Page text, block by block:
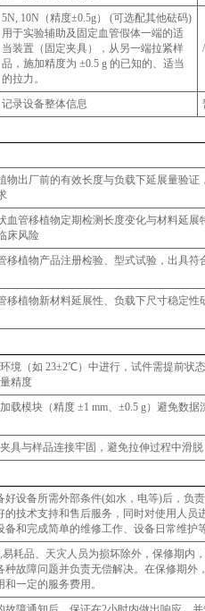
5N, 10N（精度±0.5g） (可选配其他砝码)
用于实验辅助及固定血管假体一端的适
当装置（固定夹具），从另一端拉紧样
品，施加精度为 ±0.5 g 的已知的、适当
的拉力。
/
记录设备整体信息
物出厂前的有效长度与负载下延展量验证
血管移植物定期检测长度变化与材料延展
床风险
移植物产品注册检验、型式试验，出具符
移植物新材料延展性、负载下尺寸稳定性
境（如 23±2℃）中进行，试件需提前状
精度
载模块（精度 ±1 mm、±0.5 g）避免数
具与样品连接牢固，避免拉伸过程中滑脱
好设备所需外部条件(如水，电等)后，负
的技术支持和售后服务，同时对使用人员
和完成简单的维修工作、设备日常维护
耗品、天灾人员为损坏除外，保修期内
种故障问题并负责无偿解决。在保修期外
一定的服务费用。